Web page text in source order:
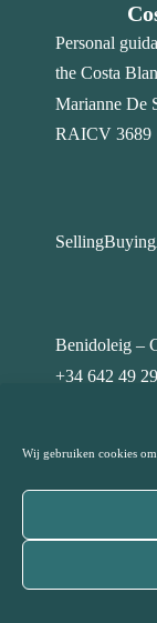
Wij gebruiken cookies
Personal
the Costa
Marianne De
RAICV 3689
SellingBuying
Benidoleig –
+34 642 49
© Costa